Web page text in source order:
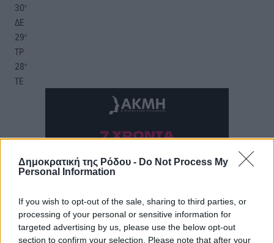
Δημοκρατική της Ρόδου - Do Not Process My
Personal Information
If you wish to opt-out of the sale, sharing to third parties, or
processing of your personal or sensitive information for
targeted advertising by us, please use the below opt-out
section to confirm your selection. Please note that after your
30°
ΔΕ
29°
ΤΡ
28°
ΤΕ